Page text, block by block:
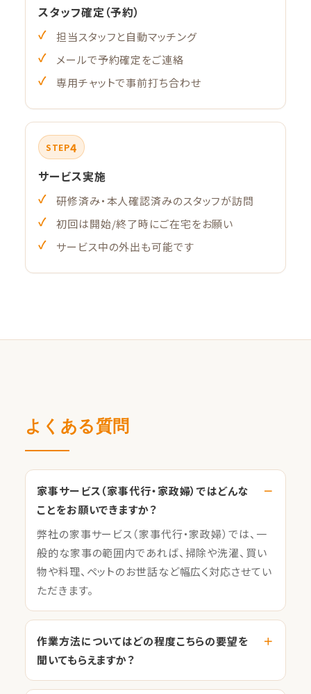
スタッフ確定（予約）
担当スタッフと自動マッチング
メールで予約確定をご連絡
専用チャットで事前打ち合わせ
STEP4
サービス実施
研修済み・本人確認済みのスタッフが訪問
初回は開始/終了時にご在宅をお願い
サービス中の外出も可能です
よくある質問
家事サービス（家事代行・家政婦）ではどんな
ことをお願いできますか？
弊社の家事サービス（家事代行・家政婦）では、一
般的な家事の範囲内であれば、掃除や洗濯、買い
物や料理、ペットのお世話など幅広く対応させてい
ただきます。
作業方法についてはどの程度こちらの要望を
聞いてもらえますか？